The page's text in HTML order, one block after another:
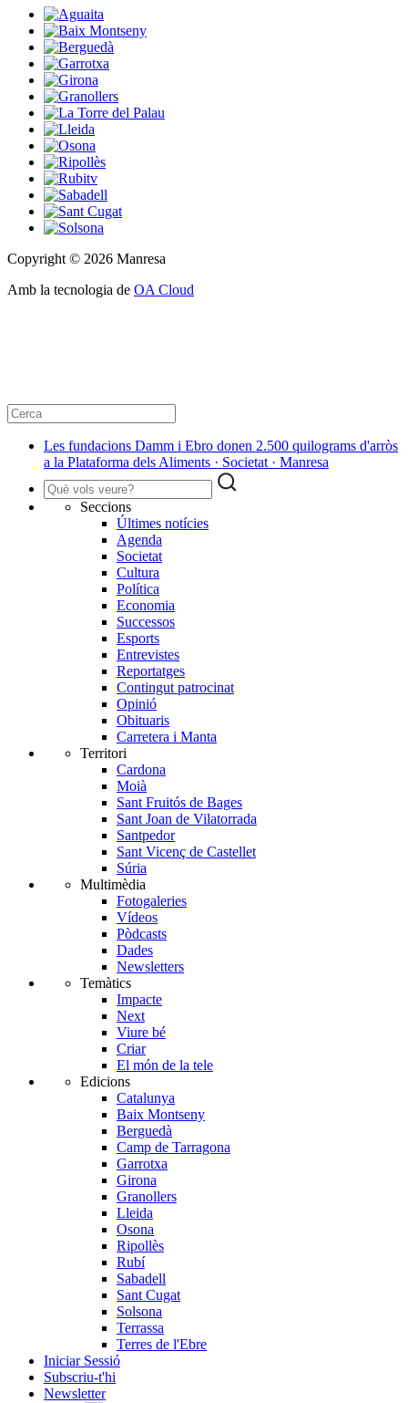
Copyright © 2026 Manresa
Amb la tecnologia de OA Cloud
Les fundacions Damm i Ebro donen 2.500 quilograms d'arròs
a la Plataforma dels Aliments · Societat · Manresa
Seccions
Últimes notícies
Agenda
Societat
Cultura
Política
Economia
Successos
Esports
Entrevistes
Reportatges
Contingut patrocinat
Opinió
Obituaris
Carretera i Manta
Territori
Cardona
Moià
Sant Fruitós de Bages
Sant Joan de Vilatorrada
Santpedor
Sant Vicenç de Castellet
Súria
Multimèdia
Fotogaleries
Vídeos
Pòdcasts
Dades
Newsletters
Temàtics
Impacte
Next
Viure bé
Criar
El món de la tele
Edicions
Catalunya
Baix Montseny
Berguedà
Camp de Tarragona
Garrotxa
Girona
Granollers
Lleida
Osona
Ripollès
Rubí
Sabadell
Sant Cugat
Solsona
Terrassa
Terres de l'Ebre
Iniciar Sessió
Subscriu-t'hi
Newsletter